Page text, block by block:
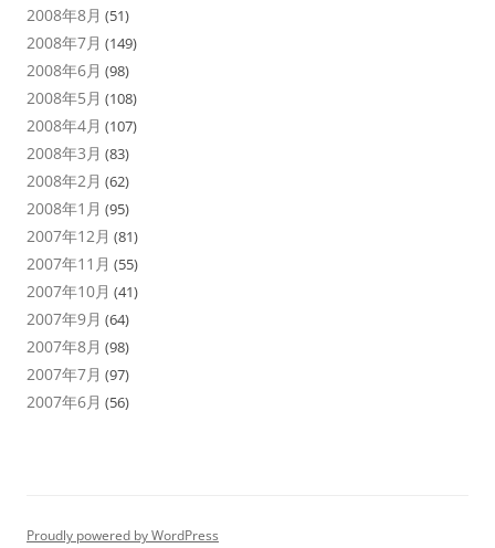
2008年8月 (51)
2008年7月 (149)
2008年6月 (98)
2008年5月 (108)
2008年4月 (107)
2008年3月 (83)
2008年2月 (62)
2008年1月 (95)
2007年12月 (81)
2007年11月 (55)
2007年10月 (41)
2007年9月 (64)
2007年8月 (98)
2007年7月 (97)
2007年6月 (56)
Proudly powered by WordPress